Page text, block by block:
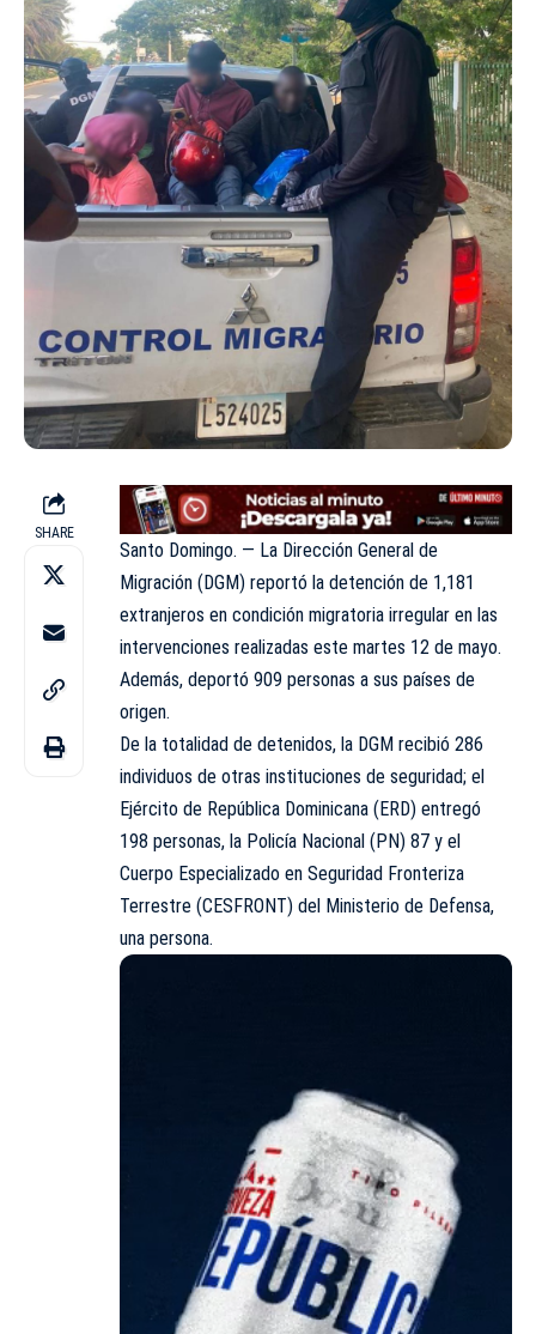
SHARE
Santo Domingo. — La Dirección General de
Migración (DGM) reportó la detención de 1,181
extranjeros en condición migratoria irregular en las
intervenciones realizadas este martes 12 de mayo.
Además, deportó 909 personas a sus países de
origen.
De la totalidad de detenidos, la DGM recibió 286
individuos de otras instituciones de seguridad; el
Ejército de República Dominicana (ERD) entregó
198 personas, la Policía Nacional (PN) 87 y el
Cuerpo Especializado en Seguridad Fronteriza
Terrestre (CESFRONT) del Ministerio de Defensa,
una persona.